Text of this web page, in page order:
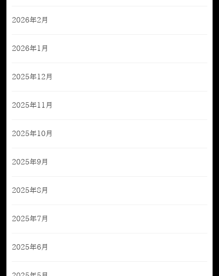
2026年2月
2026年1月
2025年12月
2025年11月
2025年10月
2025年9月
2025年8月
2025年7月
2025年6月